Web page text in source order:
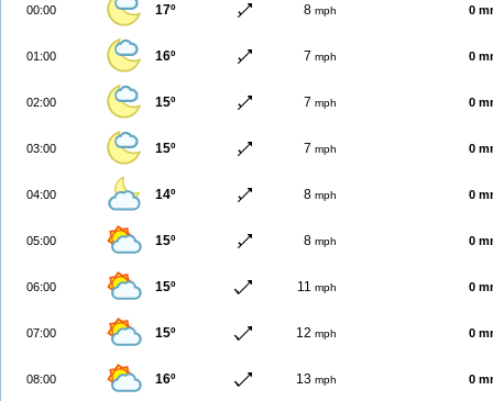
00:00 17º 8 mph 0
01:00 16º 7 mph 0
02:00 15º 7 mph 0
03:00 15º 7 mph 0
04:00 14º 8 mph 0
05:00 15º 8 mph 0
06:00 15º 11 mph 0
07:00 15º 12 mph 0
08:00 16º 13 mph 0